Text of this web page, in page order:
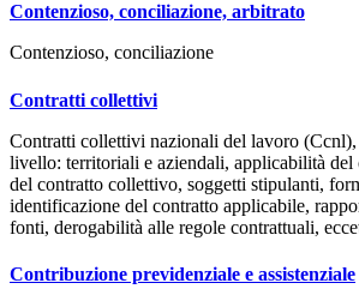
Contenzioso, conciliazione, arbitrato
Contenzioso, conciliazione
Contratti collettivi
Contratti collettivi nazionali del lavoro
livello: territoriali e aziendali, applicabilità del
del contratto collettivo, soggetti stipulanti,
identificazione del contratto applicabile,
fonti, derogabilità alle regole contrattuali,
Contribuzione previdenziale e assistenziale